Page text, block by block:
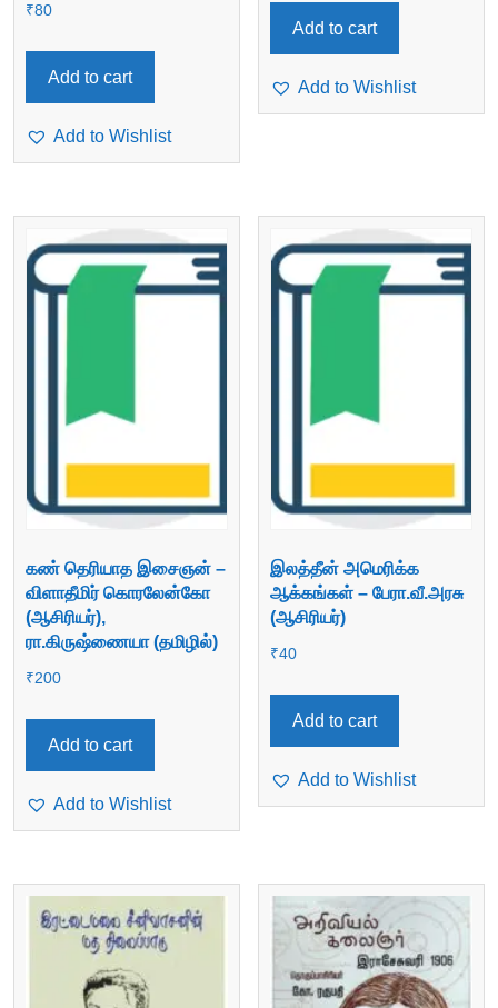
₹80
Add to cart
Add to Wishlist
Add to cart
Add to Wishlist
கண் தெரியாத இசைஞன் –
விளாதீமிர் கொரலேன்கோ
(ஆசிரியர்),
ரா.கிருஷ்ணையா (தமிழில்)
₹200
Add to cart
Add to Wishlist
இலத்தீன் அமெரிக்க
ஆக்கங்கள் – பேரா.வீ.அரசு
(ஆசிரியர்)
₹40
Add to cart
Add to Wishlist